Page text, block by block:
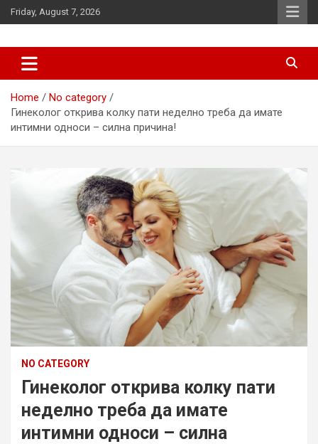
Skip
to
Friday, August 7, 2026
d7-news.com
Home
No category
Гинеколог открива колку пати неделно треба да имате
интимни односи – силна причина!
NO CATEGORY
Гинеколог открива колку пати
неделно треба да имате
интимни односи – силна